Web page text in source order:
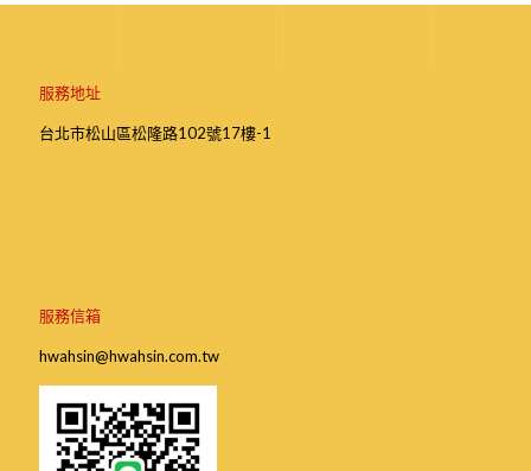
服務地址
台北市松山區松隆路102號17樓-1
服務信箱
hwahsin@hwahsin.com.tw